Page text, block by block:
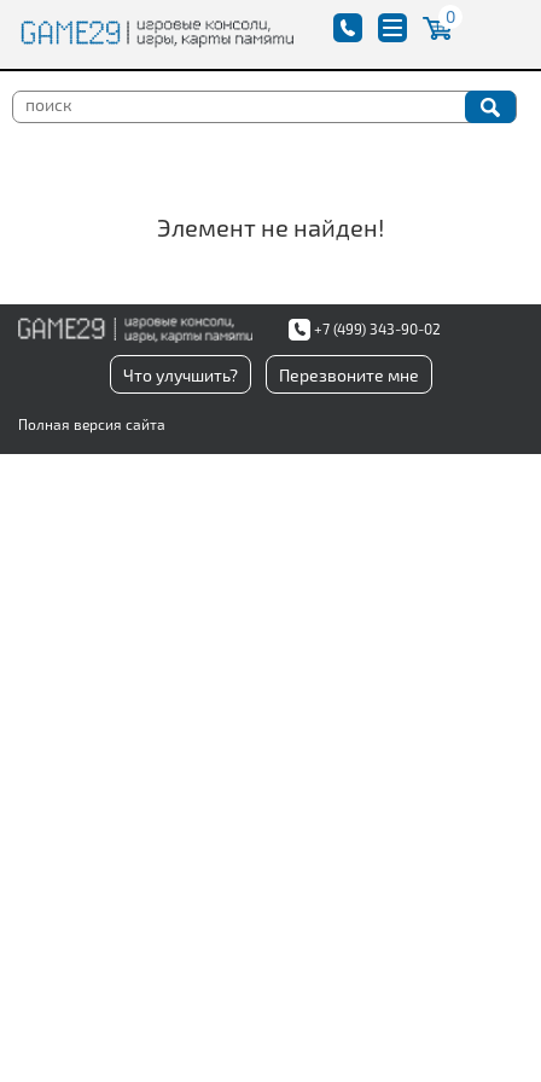
0
Элемент не найден!
+7 (499) 343-90-02
Что улучшить? Перезвоните мне
Полная версия сайта